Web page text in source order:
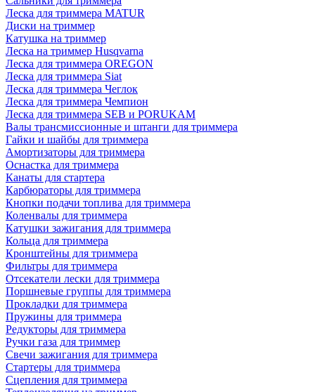
Леска для триммера MATUR
Диски на триммер
Катушка на триммер
Леска на триммер Husqvarna
Леска для триммера OREGON
Леска для триммера Siat
Леска для триммера Чеглок
Леска для триммера Чемпион
Леска для триммера SEB и PORUKAM
Валы трансмиссионные и штанги для триммера
Гайки и шайбы для триммера
Амортизаторы для триммера
Оснастка для триммера
Канаты для стартера
Карбюраторы для триммера
Кнопки подачи топлива для триммера
Коленвалы для триммера
Катушки зажигания для триммера
Кольца для триммера
Кронштейны для триммера
Фильтры для триммера
Отсекатели лески для триммера
Поршневые группы для триммера
Прокладки для триммера
Пружины для триммера
Редукторы для триммера
Ручки газа для триммер
Свечи зажигания для триммера
Стартеры для триммера
Сцепления для триммера